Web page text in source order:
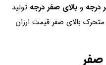
درجه و بالای صفر درجه تولید
بالای صفر قیمت ارزان
صفر